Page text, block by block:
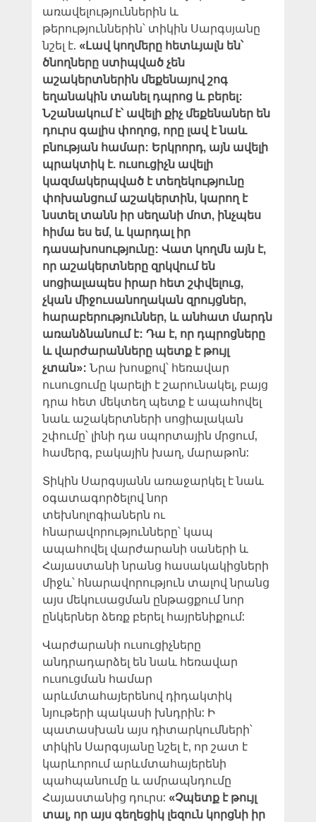
առավելություններին և
թերություններին՝ տիկին Սարգսյանը
նշել է. «Լավ կողմերը հետևյալն են՝
ծնողները ստիպված չեն
աշակերտներին մեքենայով շոգ
եղանակին տանել դպրոց և բերել:
Նշանակում է՝ ավելի քիչ մեքենաներ են
դուրս գալիս փողոց, որը լավ է նաև
բնության համար: Երկրորդ, այն ավելի
պրակտիկ է. ուսուցիչն ավելի
կազմակերպված է տեղեկությունը
փոխանցում աշակերտին, կարող է
նստել տանն իր սեղանի մոտ, ինչպես
հիմա ես եմ, և կարդալ իր
դասախոսությունը: Վատ կողմն այն է,
որ աշակերտները զրկվում են
սոցիալապես իրար հետ շփվելուց,
չկան միջուսանողական զրույցներ,
հարաբերություններ, և անհատ մարդն
առանձնանում է: Դա է, որ դպրոցները
և վարժարանները պետք է թույլ
չտան»: Նրա խոսքով՝ հեռավար
ուսուցումը կարելի է շարունակել, բայց
դրա հետ մեկտեղ պետք է ապահովել
նաև աշակերտների սոցիալական
շփումը՝ լինի դա սպորտային մրցում,
համերգ, բակային խաղ, մարաթոն:
Տիկին Սարգսյանն առաջարկել է նաև
օգատագործելով նոր
տեխնոլոգիաներն ու
հնարավորությունները՝ կապ
ապահովել վարժարանի սաների և
Հայաստանի նրանց հասակակիցների
միջև՝ հնարավորություն տալով նրանց
այս մեկուսացման ընթացքում նոր
ընկերներ ձեռք բերել հայրենիքում:
Վարժարանի ուսուցիչները
անդրադարձել են նաև հեռավար
ուսուցման համար
արևմտահայերենով դիդակտիկ
նյութերի պակասի խնդրին: Ի
պատասխան այս դիտարկումների՝
տիկին Սարգսյանը նշել է, որ շատ է
կարևորում արևմտահայերենի
պահպանումը և ամրապնդումը
Հայաստանից դուրս: «Չպետք է թույլ
տալ, որ այս գեղեցիկ լեզուն կորցնի իր